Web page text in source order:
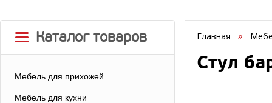
Каталог товаров
Мебель для прихожей
Мебель для кухни
Главная
Стул